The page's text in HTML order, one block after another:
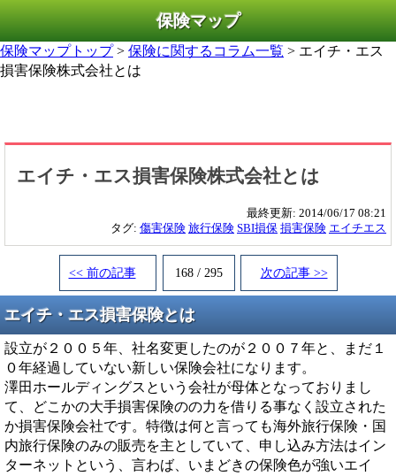
保険マップ
保険マップトップ> 保険に関するコラム一覧 > エイチ・エス
損害保険株式会社とは
エイチ・エス損害保険株式会社とは
最終更新: 2014/06/17 08:21
タグ: 傷害保険 旅行保険 SBI損保 損害保険 エイチエス
<< 前の記事 168 / 295 次の記事 >>
エイチ・エス損害保険とは
設立が２００５年、社名変更したのが２００７年と、まだ１
０年経過していない新しい保険会社になります。
澤田ホールディングスという会社が母体となっておりまし
て、どこかの大手損害保険のの力を借りる事なく設立された
か損害保険会社です。特徴は何と言っても海外旅行保険・国
内旅行保険のみの販売を主としていて、申し込み方法はイン
ターネットという、言わば、いまどきの保険色が強いエイ